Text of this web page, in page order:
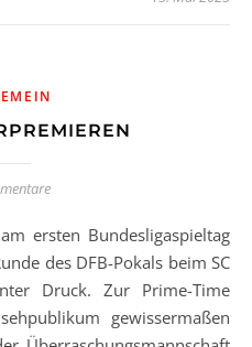
des DFB-Pokals beim SC
Druck. Zur Prime-Time
gewissermaßen